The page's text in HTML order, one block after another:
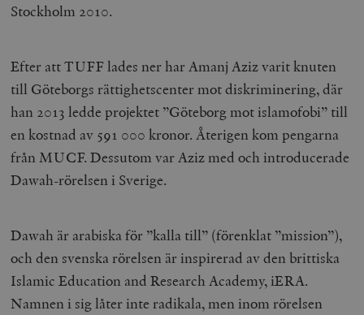
Stockholm 2010.
Efter att TUFF lades ner har Amanj Aziz varit knuten
till Göteborgs rättighetscenter mot diskriminering, där
han 2013 ledde projektet ”Göteborg mot islamofobi” till
en kostnad av 591 000 kronor. Återigen kom pengarna
från MUCF. Dessutom var Aziz med och introducerade
Dawah-rörelsen i Sverige.
Dawah är arabiska för ”kalla till” (förenklat ”mission”),
och den svenska rörelsen är inspirerad av den brittiska
Islamic Education and Research Academy, iERA.
Namnen i sig låter inte radikala, men inom rörelsen